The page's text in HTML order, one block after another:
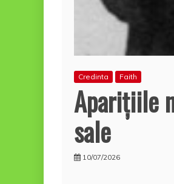
Credinta Faith
Apariţiile
sale
10/07/2026